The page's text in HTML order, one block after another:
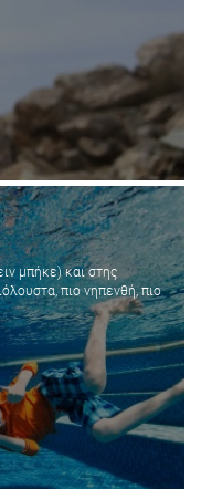
μπήκε) και στης
πιο νηπενθή, πιο